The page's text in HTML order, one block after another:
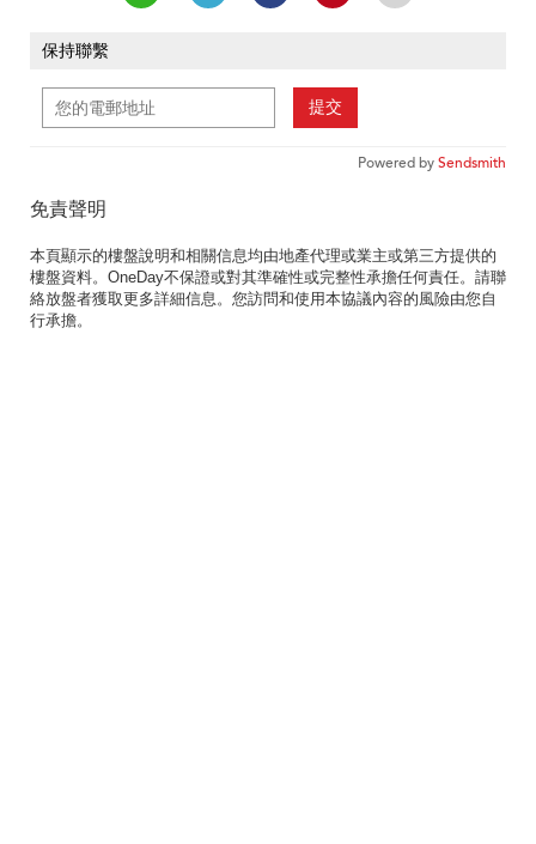
保持聯繫
提交
Powered bySendsmith
免責聲明
本頁顯示的樓盤說明和相關信息均由地產代理或業主或第三方提供的
樓盤資料。OneDay不保證或對其準確性或完整性承擔任何責任。請聯
絡放盤者獲取更多詳細信息。您訪問和使用本協議內容的風險由您自
行承擔。